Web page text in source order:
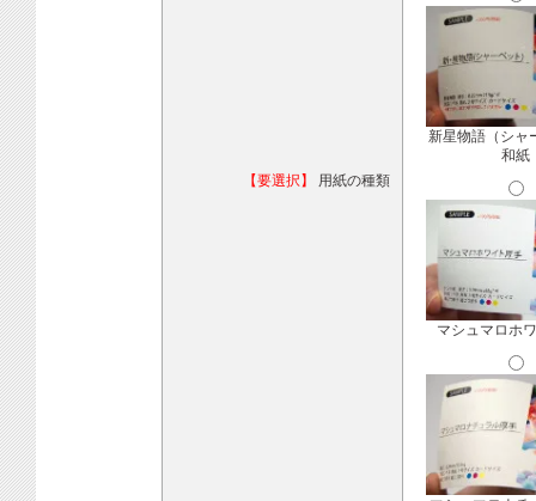
【要選択】 用紙の種類
新星物語（シャ
和紙
マシュマロホ